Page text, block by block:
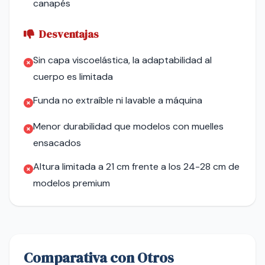
canapés
Desventajas
Sin capa viscoelástica, la adaptabilidad al
cuerpo es limitada
Funda no extraíble ni lavable a máquina
Menor durabilidad que modelos con muelles
ensacados
Altura limitada a 21 cm frente a los 24-28 cm de
modelos premium
Comparativa con Otros